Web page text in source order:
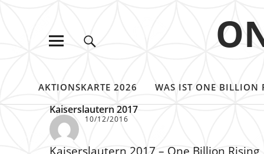
AKTIONSKARTE 2026 WAS IST ONE BILLION
Kaiserslautern 2017
10/12/2016